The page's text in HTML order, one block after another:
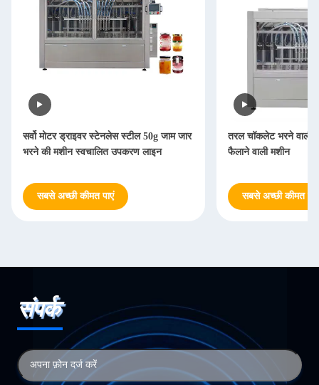
सर्वो मोटर ड्राइवर स्टेनलेस स्टील 50g जाम जार
भरने की मशीन स्वचालित उपकरण लाइन
सबसे अच्छी कीमत पाएं
तरल चॉकलेट भरने वाली
फैलाने वाली मशीन
सबसे अच्छी कीमत पाएं
संपर्क